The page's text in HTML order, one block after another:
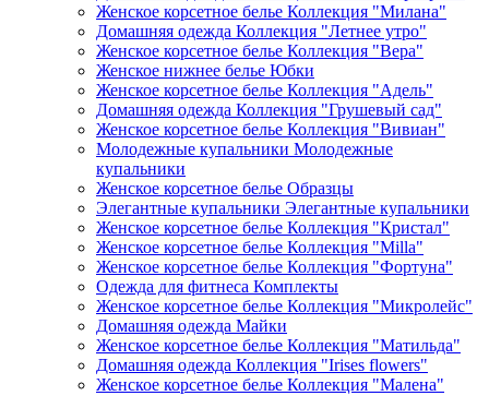
Женское корсетное белье Коллекция "Милана"
Домашняя одежда Коллекция "Летнее утро"
Женское корсетное белье Коллекция "Вера"
Женское нижнее белье Юбки
Женское корсетное белье Коллекция "Адель"
Домашняя одежда Коллекция "Грушевый сад"
Женское корсетное белье Коллекция "Вивиан"
Молодежные купальники Молодежные
купальники
Женское корсетное белье Образцы
Элегантные купальники Элегантные купальники
Женское корсетное белье Коллекция "Кристал"
Женское корсетное белье Коллекция "Milla"
Женское корсетное белье Коллекция "Фортуна"
Одежда для фитнеса Комплекты
Женское корсетное белье Коллекция "Микролейс"
Домашняя одежда Майки
Женское корсетное белье Коллекция "Матильда"
Домашняя одежда Коллекция "Irises flowers"
Женское корсетное белье Коллекция "Малена"